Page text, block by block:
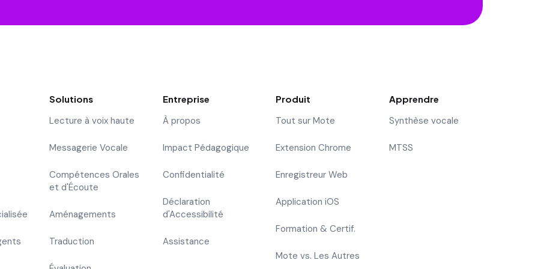
Solutions
Lecture à voix haute
Messagerie Vocale
Compétences Orales
et d'Écoute
Aménagements
Traduction
Entreprise
À propos
Impact Pédagogique
Confidentialité
Déclaration
d'Accessibilité
Assistance
Produit
Tout sur Mote
Extension Chrome
Enregistreur Web
Application iOS
Formation & Certif.
Mote vs. Les Autres
Apprendre
Synthèse vocale
MTSS